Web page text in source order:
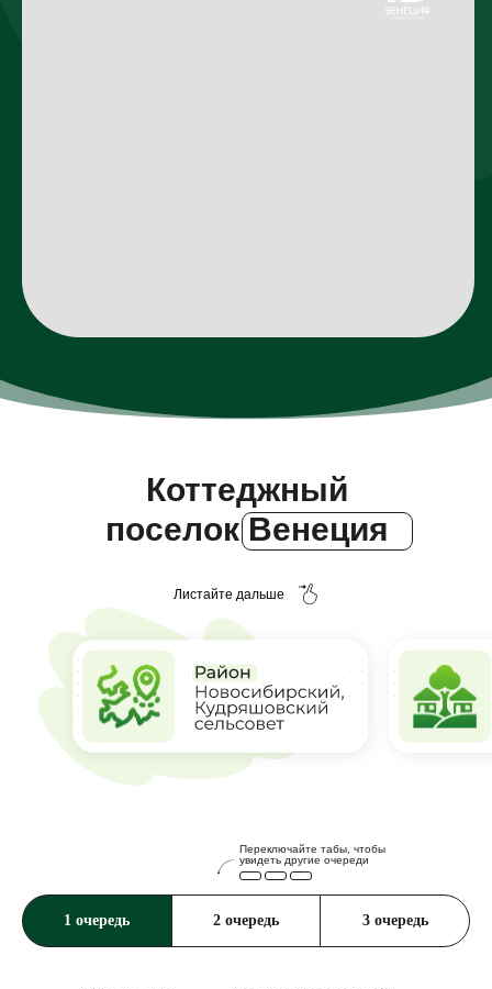
Коттеджный
поселок Венеция
Листайте дальше
Переключайте табы, чтобы
увидеть другие очереди
1 очередь 2 очередь 3 очередь